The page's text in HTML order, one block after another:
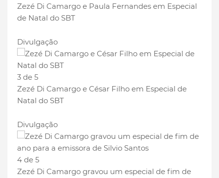
Zezé Di Camargo e Paula Fernandes em Especial
de Natal do SBT
Divulgação
3 de 5
Zezé Di Camargo e César Filho em Especial de
Natal do SBT
Divulgação
4 de 5
Zezé Di Camargo gravou um especial de fim de